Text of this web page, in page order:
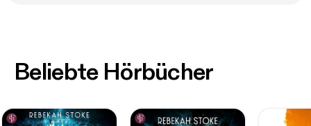
Beliebte Hörbücher